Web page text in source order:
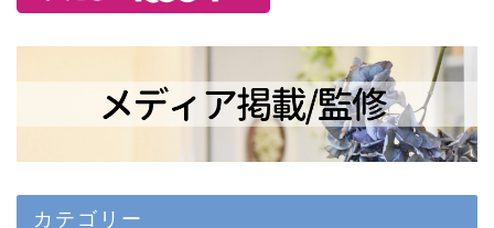
カテゴリー